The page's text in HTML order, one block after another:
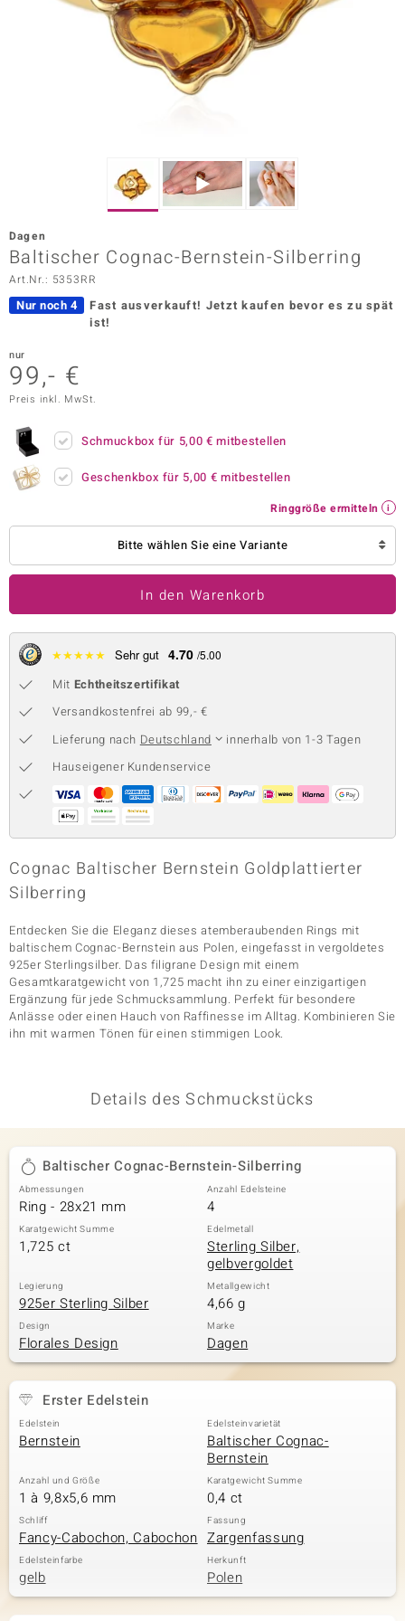
Vogue
BY DE MELO
Collection
Classics
Dagen
Baltischer Cognac-Bernstein-Silberring
Art.Nr.: 5353RR
Nur noch 4 Fast ausverkauft! Jetzt kaufen bevor es zu spät
ist!
nur
99,- €
Preis inkl. MwSt.
Schmuckbox für 5,00 € mitbestellen
Geschenkbox für 5,00 € mitbestellen
Ringgröße ermitteln
Bitte wählen Sie eine Variante
In den Warenkorb
★★★★★ Sehr gut 4.70 /5.00
Mit Echtheitszertifikat
Versandkostenfrei ab 99,- €
Lieferung nach Deutschland
innerhalb von 1-3 Tagen
Hauseigener Kundenservice
Cognac Baltischer Bernstein Goldplattierter
Silberring
Entdecken Sie die Eleganz dieses atemberaubenden Rings mit
baltischem Cognac-Bernstein aus Polen, eingefasst in vergoldetes
925er Sterlingsilber. Das filigrane Design mit einem
Gesamtkaratgewicht von 1,725 macht ihn zu einer einzigartigen
Ergänzung für jede Schmucksammlung. Perfekt für besondere
Anlässe oder einen Hauch von Raffinesse im Alltag. Kombinieren Sie
ihn mit warmen Tönen für einen stimmigen Look.
Details des Schmuckstücks
Baltischer Cognac-Bernstein-Silberring
Abmessungen
Ring - 28x21 mm
Anzahl Edelsteine
4
Karatgewicht Summe
1,725 ct
Edelmetall
Sterling Silber,
gelbvergoldet
Legierung
925er Sterling Silber
Metallgewicht
4,66 g
Design
Florales Design
Marke
Dagen
Erster Edelstein
Edelstein
Bernstein
Edelsteinvarietät
Baltischer Cognac-
Bernstein
Anzahl und Größe
1 à 9,8x5,6 mm
Karatgewicht Summe
0,4 ct
Schliff
Fancy-Cabochon, Cabochon
Fassung
Zargenfassung
Edelsteinfarbe
gelb
Herkunft
Polen